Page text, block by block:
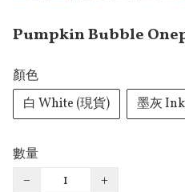
Pumpkin Bubble
顏色
白 White (現貨)
墨灰
數量
−
+